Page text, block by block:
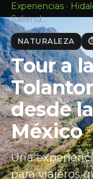
Experiencias ·
Saliend…
NATURALEZA
Tour a
desde
México
Una
para viajeros